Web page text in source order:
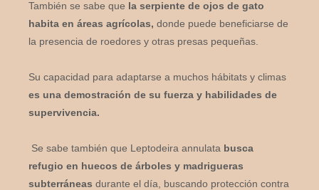
También se sabe que la serpiente de ojos de gato
habita en áreas agrícolas, donde puede beneficiarse de
la presencia de roedores y otras presas pequeñas.
Su capacidad para adaptarse a muchos hábitats y climas
es una demostración de su fuerza y habilidades de
supervivencia.
Se sabe también que Leptodeira annulata busca
refugio en huecos de árboles y madrigueras
subterráneas durante el día, buscando protección contra